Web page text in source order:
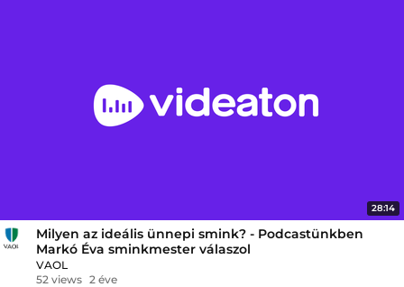
28:14
Milyen az ideális ünnepi smink? - Podcastünkben
Markó Éva sminkmester válaszol
VAOL
52 views 2 éve